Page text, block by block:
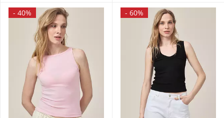
- 40% - 60%